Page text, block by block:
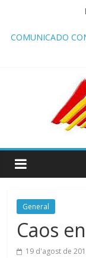
COMUNICADO
Comunicado
‘Esquadra del
Programa de
STAC/ATC
OPERATIVA DE
Programa de
General
Caos
19 d'agost de